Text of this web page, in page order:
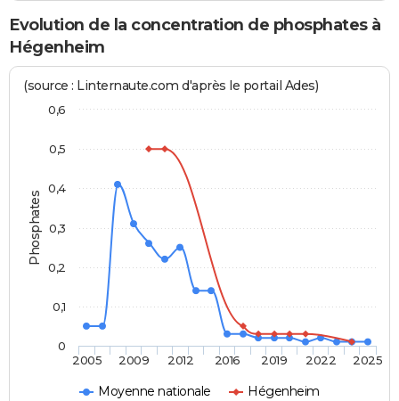
Evolution de la concentration de phosphates à
Hégenheim
Phosphates
(source : Linternaute.com d'après le portail Ades)
Moyenne nationale Hégenheim
2005 2009 2012 2016 2019 2022 2025
0
0,1
0,2
0,3
0,4
0,5
0,6